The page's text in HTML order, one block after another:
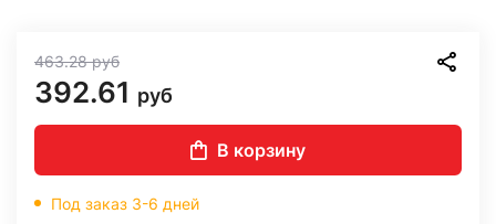
463.28руб
392.61 руб
В корзину
Под заказ 3-6 дней